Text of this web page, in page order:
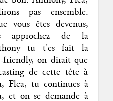
pas ensemble.
vous êtes devenus,
approchez de la
tu t'es fait la
friendly, on dirait que
de cette tête à
Flea, tu continues à
et on se demande à